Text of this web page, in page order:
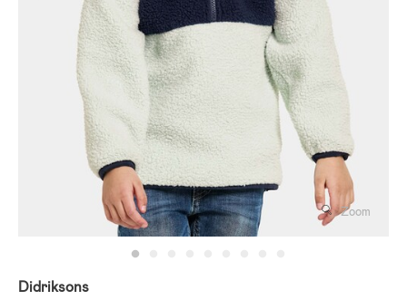
Zoom
Didriksons